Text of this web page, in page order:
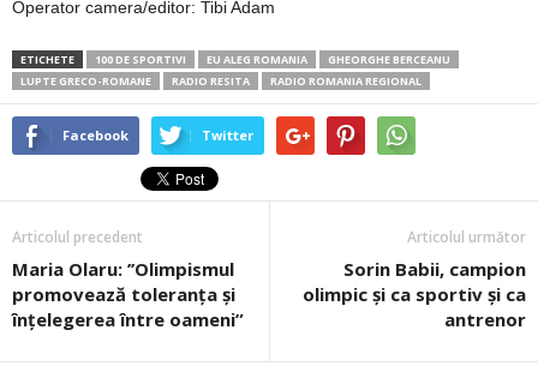
Operator camera/editor: Tibi Adam
ETICHETE 100 DE SPORTIVI EU ALEG ROMANIA
GHEORGHE BERCEANU
LUPTE GRECO-ROMANE
RADIO RESITA RADIO ROMANIA REGIONAL
Facebook Twitter
Articolul precedent
Maria Olaru: ’’Olimpismul
promovează toleranţa şi
înţelegerea între oameni”
Articolul următor
Sorin Babii, campion
olimpic și ca sportiv și ca
antrenor